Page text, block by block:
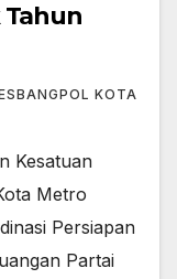
KOTA
Kesatuan
Metro
Persiapan
Partai